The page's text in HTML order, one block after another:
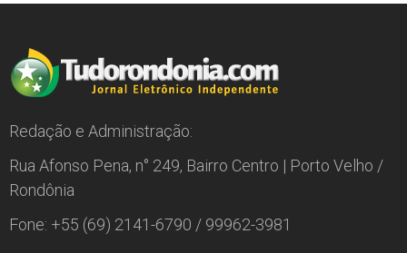
Redação e Administração:
Rua Afonso Pena, n° 249, Bairro Centro | Porto Velho /
Rondônia
Fone: +55 (69) 2141-6790 / 99962-3981